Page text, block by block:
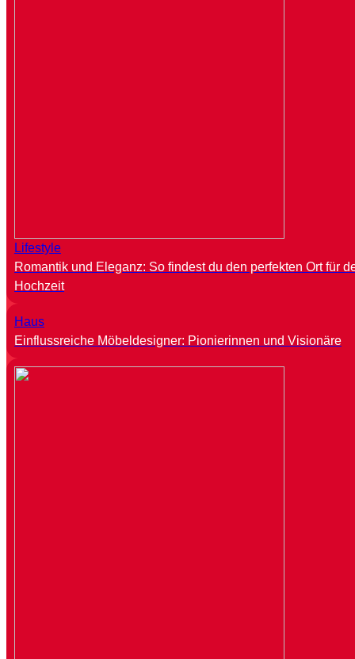
Lifestyle
Romantik und Eleganz: So findest du den perfekten Ort für
Hochzeit
Haus
Einflussreiche Möbeldesigner: Pionierinnen und Visionäre